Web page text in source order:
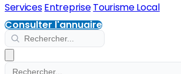
ServicesEntreprise Tourisme Local
Consulter l'annuaire